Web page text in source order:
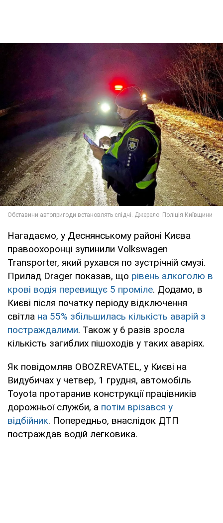
Нагадаємо, у Деснянському районі Києва
правоохоронці зупинили Volkswagen
Transporter, який рухався по зустрічній смузі.
Прилад Drager показав, що рівень алкоголю в
крові водія перевищує 5 проміле. Додамо, в
Києві після початку періоду відключення
світла на 55% збільшилась кількість аварій з
постраждалими. Також у 6 разів зросла
кількість загиблих пішоходів у таких аваріях.
Як повідомляв OBOZREVATEL, у Києві на
Видубичах у четвер, 1 грудня, автомобіль
Toyota протаранив конструкції працівників
дорожньої служби, а потім врізався у
відбійник. Попередньо, внаслідок ДТП
постраждав водій легковика.